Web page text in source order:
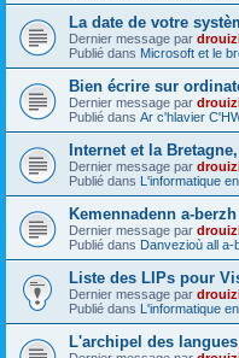
La date de votre
Dernier message par
Publié dans Microsoft et le
Bien écrire sur
Dernier message par
Publié dans Ar c'hlavier
Internet et la
Dernier message par
Publié dans L'informatique
Kemennadenn a-
Dernier message par
Publié dans Danvezioù all a-
Liste des LIPs pour
Dernier message par
Publié dans L'informatique
L'archipel des